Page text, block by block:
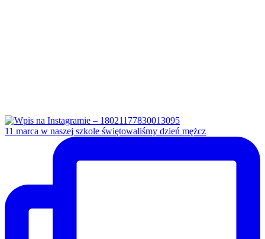
11 marca w naszej szkole świętowaliśmy dzień mężcz